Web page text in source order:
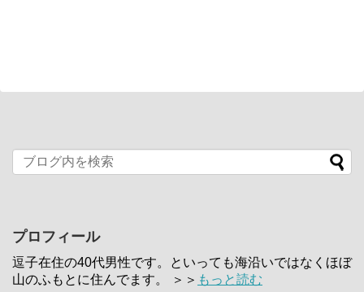
プロフィール
逗子在住の40代男性です。といっても海沿いではなくほぼ
山のふもとに住んでます。 ＞＞ もっと読む